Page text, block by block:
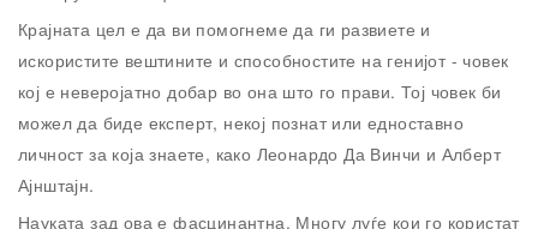
Крајната цел е да ви помогнеме да ги развиете и
искористите вештините и способностите на генијот - човек
кој е неверојатно добар во она што го прави. Тој човек би
можел да биде експерт, некој познат или едноставно
личност за која знаете, како Леонардо Да Винчи и Алберт
Ајнштајн.
Науката зад ова е фасцинантна. Многу луѓе кои го користат